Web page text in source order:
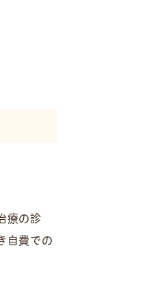
療の診
自費での